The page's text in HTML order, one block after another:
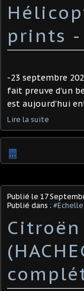
prints -
-23 septembre
fait preuve d'un
est aujourd'hui
Lire la suite
…
Publié le 17
Publié dans :
Citroën